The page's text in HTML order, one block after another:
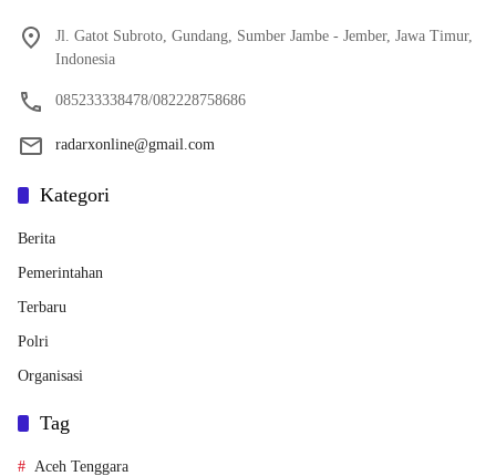
Jl. Gatot Subroto, Gundang, Sumber Jambe - Jember, Jawa Timur,
Indonesia
085233338478/082228758686
radarxonline@gmail.com
Kategori
Berita
Pemerintahan
Terbaru
Polri
Organisasi
Tag
Aceh Tenggara